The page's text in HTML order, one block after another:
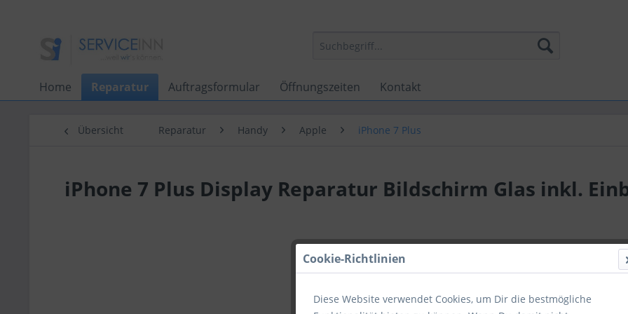
Home Reparatur Auftragsformular Öffnungszeiten Kontakt
Übersicht Reparatur Handy Apple iPhone 7 Plus
iPhone 7 Plus Display Reparatur Bildschirm Glas inkl.
89,00
color
Cookie-Richtlinien
Diese Website verwendet Cookies, um Dir die bestmögliche